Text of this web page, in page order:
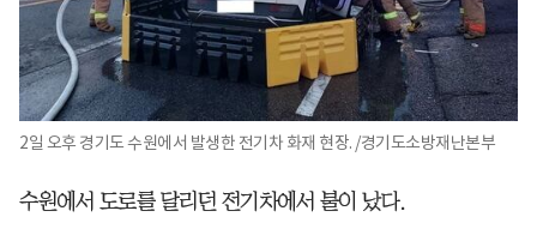
2일 오후 경기도 수원에서 발생한 전기차 화재 현장. /경기도소방재난본부
수원에서 도로를 달리던 전기차에서 불이 났다.